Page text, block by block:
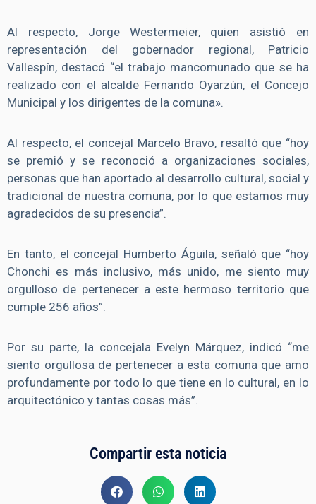
Al respecto, Jorge Westermeier, quien asistió en
representación del gobernador regional, Patricio
Vallespín, destacó “el trabajo mancomunado que se ha
realizado con el alcalde Fernando Oyarzún, el Concejo
Municipal y los dirigentes de la comuna».
Al respecto, el concejal Marcelo Bravo, resaltó que “hoy
se premió y se reconoció a organizaciones sociales,
personas que han aportado al desarrollo cultural, social y
tradicional de nuestra comuna, por lo que estamos muy
agradecidos de su presencia”.
En tanto, el concejal Humberto Águila, señaló que “hoy
Chonchi es más inclusivo, más unido, me siento muy
orgulloso de pertenecer a este hermoso territorio que
cumple 256 años”.
Por su parte, la concejala Evelyn Márquez, indicó “me
siento orgullosa de pertenecer a esta comuna que amo
profundamente por todo lo que tiene en lo cultural, en lo
arquitectónico y tantas cosas más”.
Compartir esta noticia